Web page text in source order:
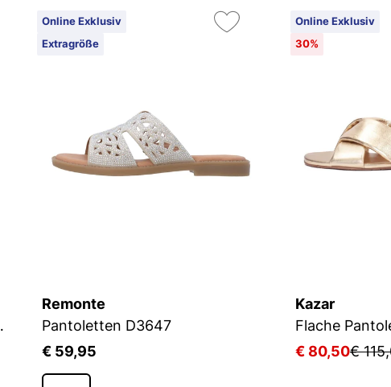
women
Online Exklusiv
Extragröße
Remonte
Pantoletten D3647
€ 59,95
Online Exklusiv
30%
Kazar
€ 80,50€